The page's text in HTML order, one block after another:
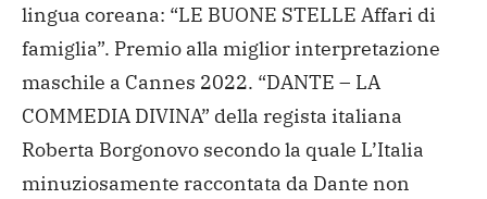
lingua coreana: “LE BUONE STELLE Affari di
famiglia”. Premio alla miglior interpretazione
maschile a Cannes 2022. “DANTE – LA
COMMEDIA DIVINA” della regista italiana
Roberta Borgonovo secondo la quale L’Italia
minuziosamente raccontata da Dante non